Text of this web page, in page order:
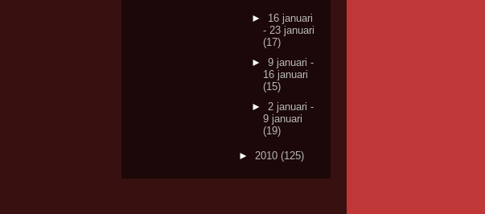
► 16 januari
- 23 januari
(17)
► 9 januari -
16 januari
(15)
► 2 januari -
9 januari
(19)
► 2010 (125)